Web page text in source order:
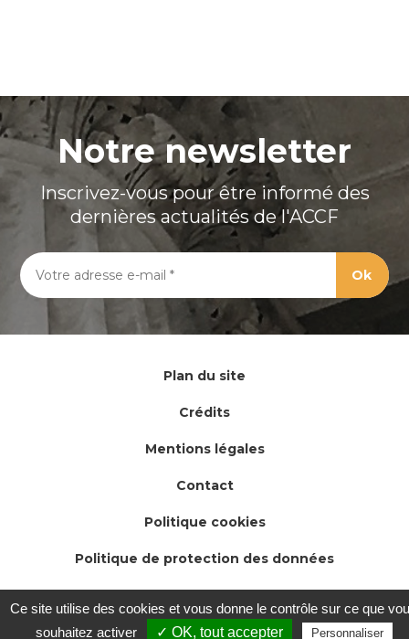
Notre newsletter
Inscrivez-vous pour être informé des
dernières actualités de l'ACCF
Plan du site
Crédits
Mentions légales
Contact
Politique cookies
Politique de protection des données
Ce site utilise des cookies et vous donne le contrôle sur ce que
souhaitez activer
✓ OK, tout accepter Personnaliser